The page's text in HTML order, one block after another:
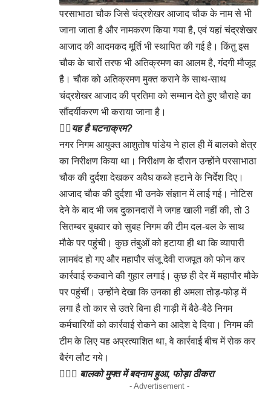
परसाभाठा चौक जिसे चंद्रशेखर आजाद चौक के नाम से भी
जाना जाता है और नामकरण किया गया है, एवं यहां चंद्रशेखर
आजाद की आदमकद मूर्ति भी स्थापित की गई है। किंतु इस
चौक के चारों तरफ भी अतिक्रमण का आलम है, गंदगी मौजूद
है। चौक को अतिक्रमण मुक्त कराने के साथ-साथ
चंद्रशेखर आजाद की प्रतिमा को सम्मान देते हुए चौराहे का
सौंदर्यीकरण भी कराया जाना है।
👉🏻यह है घटनाक्रम?
नगर निगम आयुक्त आशुतोष पांडेय ने हाल ही में बालको क्षेत्र
का निरीक्षण किया था। निरीक्षण के दौरान उन्होंने परसाभाठा
चौक की दुर्दशा देखकर अवैध कब्जे हटाने के निर्देश दिए।
आजाद चौक की दुर्दशा भी उनके संज्ञान में लाई गई। नोटिस
देने के बाद भी जब दुकानदारों ने जगह खाली नहीं की, तो 3
सितम्बर बुधवार को सुबह निगम की टीम दल-बल के साथ
मौके पर पहुंची। कुछ तंबुओं को हटाया ही था कि व्यापारी
लामबंद हो गए और महापौर संजू देवी राजपूत को फोन कर
कार्रवाई रुकवाने की गुहार लगाई। कुछ ही देर में महापौर मौके
पर पहुंचीं। उन्होंने देखा कि उनका ही अमला तोड़-फोड़ में
लगा है तो कार से उतरे बिना ही गाड़ी में बैठे-बैठे निगम
कर्मचारियों को कार्रवाई रोकने का आदेश दे दिया। निगम की
टीम के लिए यह अप्रत्याशित था, वे कार्रवाई बीच में रोक कर
बैरंग लौट गये।
🤦🏼‍♂️ बालको मुफ्त में बदनाम हुआ, फोड़ा ठीकरा
- Advertisement -